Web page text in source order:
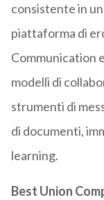
consistente in
piattaforma di
Communication
modelli di
strumenti di
di documenti,
learning.
Best Union